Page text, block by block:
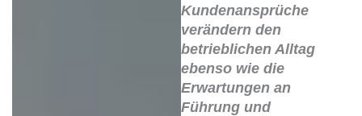
Kundenansprüche
verändern den
betrieblichen Alltag
ebenso wie die
Erwartungen an
Führung und